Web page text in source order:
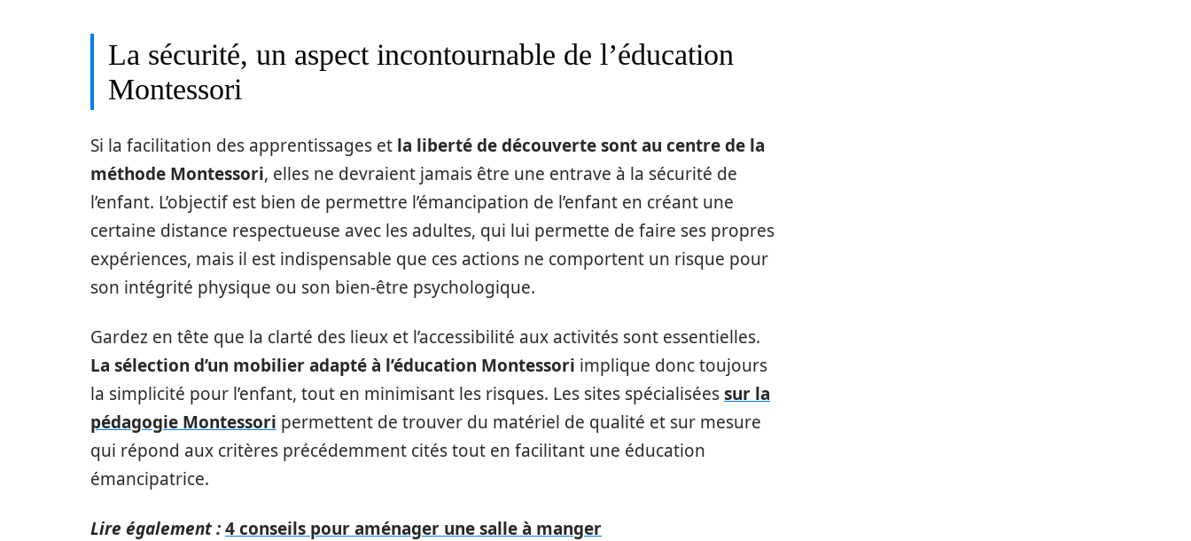
La sécurité, un aspect incontournable de l’éducation
Montessori
Si la facilitation des apprentissages et la liberté de découverte sont au centre de la
méthode Montessori, elles ne devraient jamais être une entrave à la sécurité de
l’enfant. L’objectif est bien de permettre l’émancipation de l’enfant en créant une
certaine distance respectueuse avec les adultes, qui lui permette de faire ses propres
expériences, mais il est indispensable que ces actions ne comportent un risque pour
son intégrité physique ou son bien-être psychologique.
Gardez en tête que la clarté des lieux et l’accessibilité aux activités sont essentielles.
La sélection d’un mobilier adapté à l’éducation Montessori implique donc toujours
la simplicité pour l’enfant, tout en minimisant les risques. Les sites spécialiséessur la
pédagogie Montessori permettent de trouver du matériel de qualité et sur mesure
qui répond aux critères précédemment cités tout en facilitant une éducation
émancipatrice.
Lire également :4 conseils pour aménager une salle à manger